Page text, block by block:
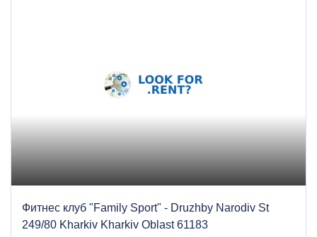
Фитнес клуб "Family Sport" - Druzhby Narodiv St
249/80 Kharkiv Kharkiv Oblast 61183